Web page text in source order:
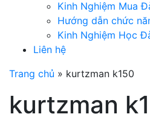
Kinh Nghiệm Mua
Hướng dẫn chức
Kinh Nghiệm Học
Liên hệ
Trang chủ » kurtzman k150
kurtzman